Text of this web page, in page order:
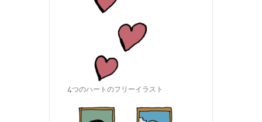
4つのハートのフリーイラスト